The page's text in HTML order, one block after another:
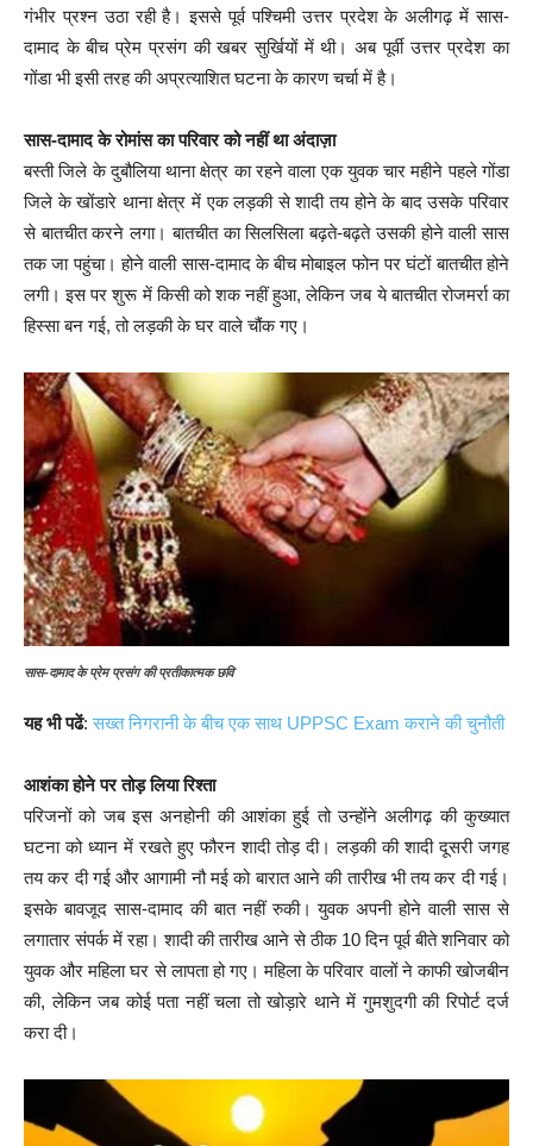
गंभीर प्रश्न उठा रही है। इससे पूर्व पश्चिमी उत्तर प्रदेश के अलीगढ़ में सास-
दामाद के बीच प्रेम प्रसंग की खबर सुर्खियों में थी। अब पूर्वी उत्तर प्रदेश का
गोंडा भी इसी तरह की अप्रत्याशित घटना के कारण चर्चा में है।
सास-दामाद के रोमांस का परिवार को नहीं था अंदाज़ा
बस्ती जिले के दुबौलिया थाना क्षेत्र का रहने वाला एक युवक चार महीने पहले गोंडा
जिले के खोंडारे थाना क्षेत्र में एक लड़की से शादी तय होने के बाद उसके परिवार
से बातचीत करने लगा। बातचीत का सिलसिला बढ़ते-बढ़ते उसकी होने वाली सास
तक जा पहुंचा। होने वाली सास-दामाद के बीच मोबाइल फोन पर घंटों बातचीत होने
लगी। इस पर शुरू में किसी को शक नहीं हुआ, लेकिन जब ये बातचीत रोजमर्रा का
हिस्सा बन गई, तो लड़की के घर वाले चौंक गए।
सास-दामाद के प्रेम प्रसंग की प्रतीकात्मक छवि
यह भी पढें:सख्त निगरानी के बीच एक साथ UPPSC Exam कराने की चुनौती
आशंका होने पर तोड़ लिया रिश्ता
परिजनों को जब इस अनहोनी की आशंका हुई तो उन्होंने अलीगढ़ की कुख्यात
घटना को ध्यान में रखते हुए फौरन शादी तोड़ दी। लड़की की शादी दूसरी जगह
तय कर दी गई और आगामी नौ मई को बारात आने की तारीख भी तय कर दी गई।
इसके बावजूद सास-दामाद की बात नहीं रुकी। युवक अपनी होने वाली सास से
लगातार संपर्क में रहा। शादी की तारीख आने से ठीक 10 दिन पूर्व बीते शनिवार को
युवक और महिला घर से लापता हो गए। महिला के परिवार वालों ने काफी खोजबीन
की, लेकिन जब कोई पता नहीं चला तो खोड़ारे थाने में गुमशुदगी की रिपोर्ट दर्ज
करा दी।